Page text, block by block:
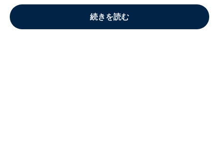
続きを読む